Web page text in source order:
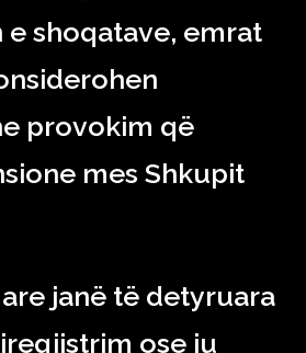
shoqatave, emrat
provokim që
mes Shkupit
janë të detyruara
ose ju